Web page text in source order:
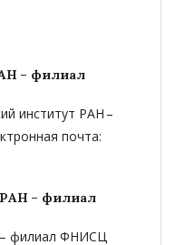
– филиал
институт РАН –
почта:
– филиал
– филиал ФНИСЦ